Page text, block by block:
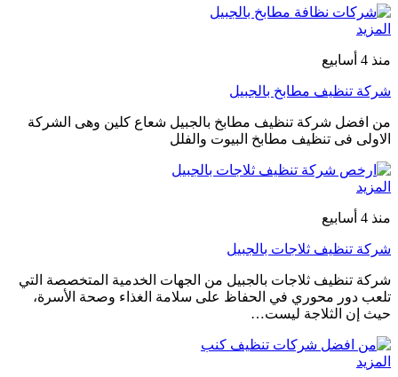
المزيد
منذ 4 أسابيع
شركة تنظيف مطابخ بالجبيل
من افضل شركة تنظيف مطابخ بالجبيل شعاع كلين وهى الشركة
الاولى فى تنظيف مطابخ البيوت والفلل
المزيد
منذ 4 أسابيع
شركة تنظيف ثلاجات بالجبيل
شركة تنظيف ثلاجات بالجبيل من الجهات الخدمية المتخصصة التي
تلعب دور محوري في الحفاظ على سلامة الغذاء وصحة الأسرة،
حيث إن الثلاجة ليست…
المزيد